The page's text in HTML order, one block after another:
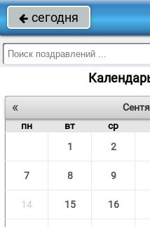
 сегодня
«
пн
вт ср
1
2
7 8 9
14 15 16